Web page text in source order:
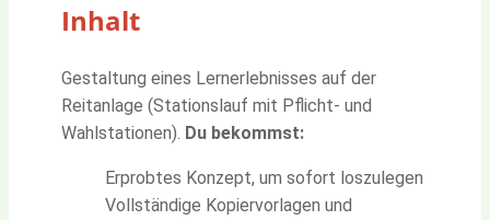
Inhalt
Gestaltung eines Lernerlebnisses auf der
Reitanlage (Stationslauf mit Pflicht- und
Wahlstationen). Du bekommst:
Erprobtes Konzept, um sofort loszulegen
Vollständige Kopiervorlagen und